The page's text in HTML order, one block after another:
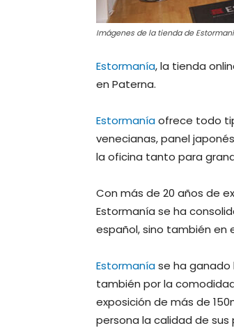
Imágenes de la tienda de
Estormanía, la tienda
en Paterna.
Estormaníaofrece todo
venecianas, panel
la oficina tanto para
Con más de 20 años de
Estormanía se ha
español, sino también en
Estormaníase ha ganado
también por la
exposición de más de
persona la calidad de sus